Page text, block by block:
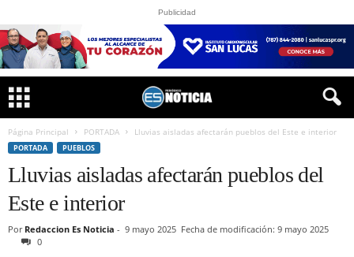
Publicidad
Página Principal PORTADA Lluvias aisladas afectarán pueblos del Este e interior
PORTADA PUEBLOS
Lluvias aisladas afectarán pueblos del
Este e interior
Por Redaccion Es Noticia - 9 mayo 2025 Fecha de modificación: 9 mayo 2025
0